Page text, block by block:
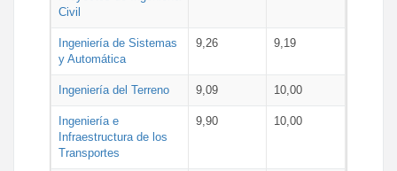
Civil
Ingeniería de Sistemas
y Automática
9,26 9,19
Ingeniería del Terreno 9,09 10,00
Ingeniería e
Infraestructura de los
Transportes
9,90 10,00